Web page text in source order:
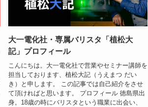
大一電化社・専属バリスタ「植松大
記」プロフィール
こんにちは。大一電化社で営業やセミナー講師を
担当しております、植松大記（うえまつ だい
き）と申します。 この記事では自己紹介をさせ
て頂ければと思います。 プロフィール 徳島県出
身。18歳の時にバリスタという職業に出会い、